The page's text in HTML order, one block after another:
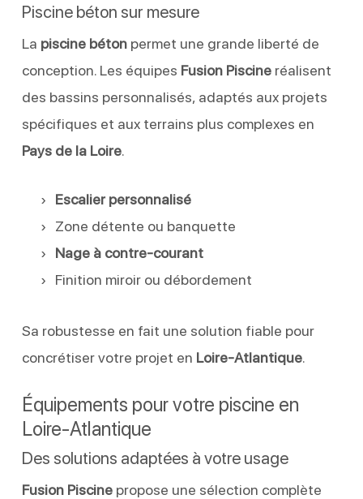
Piscine béton sur mesure
La piscine bétonpermet une grande liberté de
conception. Les équipes Fusion Piscineréalisent
des bassins personnalisés, adaptés aux projets
spécifiques et aux terrains plus complexes en
Pays de la Loire.
Escalier personnalisé
Zone détente ou banquette
Nage à contre-courant
Finition miroir ou débordement
Sa robustesse en fait une solution fiable pour
concrétiser votre projet en Loire-Atlantique.
Équipements pour votre piscine en
Loire-Atlantique
Des solutions adaptées à votre usage
Fusion Piscinepropose une sélection complète